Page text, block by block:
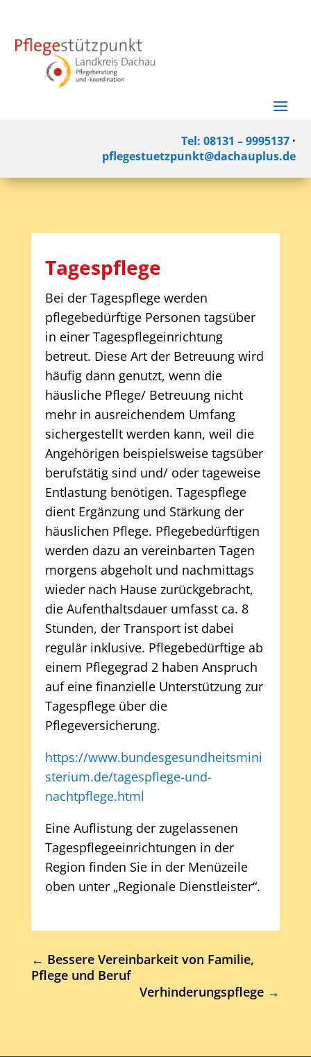
Tel: 08131 – 9995137·
pflegestuetzpunkt@dachauplus.de
Tagespflege
Bei der Tagespflege werden
pflegebedürftige Personen tagsüber
in einer Tagespflegeinrichtung
betreut. Diese Art der Betreuung wird
häufig dann genutzt, wenn die
häusliche Pflege/ Betreuung nicht
mehr in ausreichendem Umfang
sichergestellt werden kann, weil die
Angehörigen beispielsweise tagsüber
berufstätig sind und/ oder tageweise
Entlastung benötigen. Tagespflege
dient Ergänzung und Stärkung der
häuslichen Pflege. Pflegebedürftigen
werden dazu an vereinbarten Tagen
morgens abgeholt und nachmittags
wieder nach Hause zurückgebracht,
die Aufenthaltsdauer umfasst ca. 8
Stunden, der Transport ist dabei
regulär inklusive. Pflegebedürftige ab
einem Pflegegrad 2 haben Anspruch
auf eine finanzielle Unterstützung zur
Tagespflege über die
Pflegeversicherung.
https://www.bundesgesundheitsmini
sterium.de/tagespflege-und-
nachtpflege.html
Eine Auflistung der zugelassenen
Tagespflegeeinrichtungen in der
Region finden Sie in der Menüzeile
oben unter „Regionale Dienstleister“.
← Bessere Vereinbarkeit von Familie,
Pflege und Beruf
Verhinderungspflege →